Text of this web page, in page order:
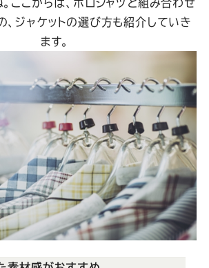
ここからは、ポロシャツと組み合わせ
、ジャケットの選び方も紹介していき
ます。